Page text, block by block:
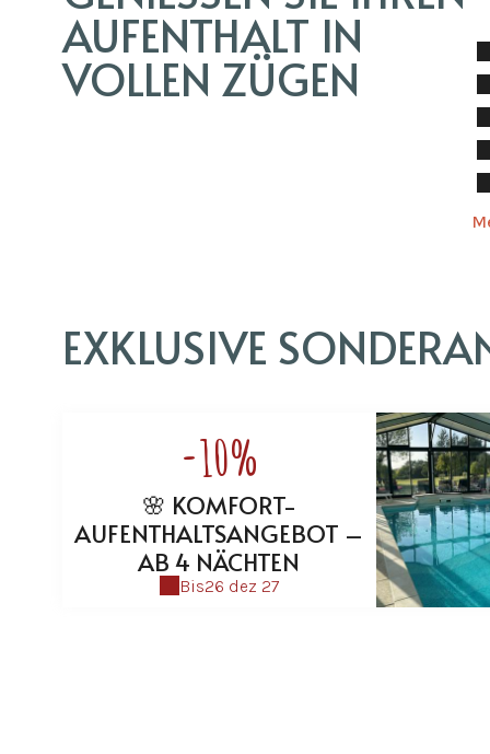
UFENTHALT IN V
OLLEN ZÜGEN
EXKLUSIVE
-10%
🌸 KOMFORT-
AUFENTHALTSANGEBOT –
AB 4 NÄCHTEN
Bis26 dez 27